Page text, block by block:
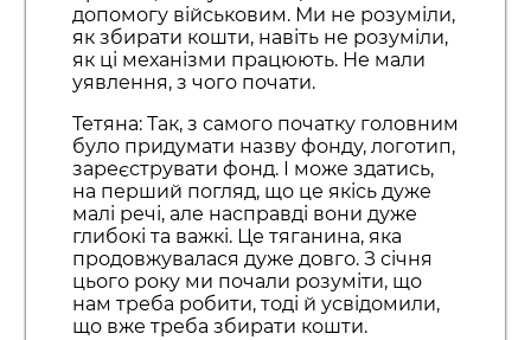
допомогу військовим. Ми не розуміли,
як збирати кошти, навіть не розуміли,
як ці механізми працюють. Не мали
уявлення, з чого почати.
Тетяна: Так, з самого початку головним
було придумати назву фонду, логотип,
зареєструвати фонд. І може здатись,
на перший погляд, що це якісь дуже
малі речі, але насправді вони дуже
глибокі та важкі. Це тяганина, яка
продовжувалася дуже довго. З січня
цього року ми почали розуміти, що
нам треба робити, тоді й усвідомили,
що вже треба збирати кошти.